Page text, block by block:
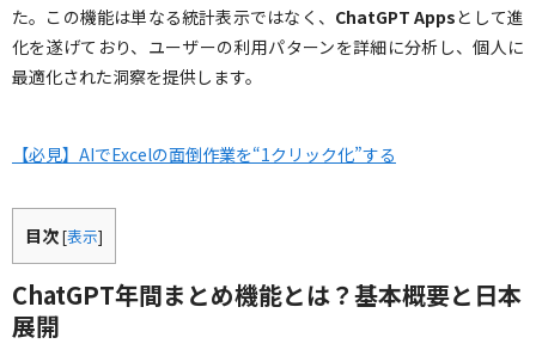
た。この機能は単なる統計表示ではなく、 ChatGPT Appsとして進
化を遂げており、ユーザーの利用パターンを詳細に分析し、個人に
最適化された洞察を提供します。
【必見】AIでExcelの面倒作業を“1クリック化”する
目次[表示]
ChatGPT年間まとめ機能とは？基本概要と日本
展開